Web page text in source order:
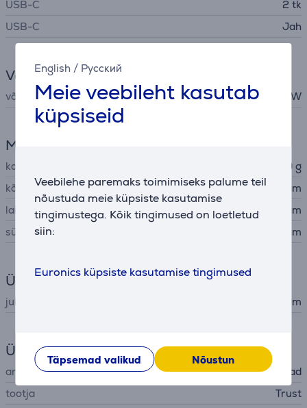
English / Русский
Meie veebileht kasutab
küpsiseid
Veebilehe paremaks toimimiseks palume teil
nõustuda meie küpsiste kasutamise
tingimustega. Kõik tingimused on loetletud
siin:
Euronics küpsiste kasutamise tingimused
Täpsemad valikud Nõustun
USB-C
2 tk
USB-C
Jah
Võimsus
võimsus 65 W
Mõõtmed
kaal
129 g
kõrgus
9,7 cm
laius
6,3 cm
sügavus
3 cm
Ühenduvus
juhtme pikkus 2 m
Üldine parameeter
arvutilisa tüüp
sülearvutilaadijad
tootja
Trust